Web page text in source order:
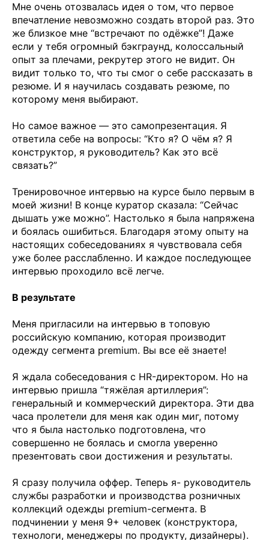
Мне очень отозвалась идея о том, что первое
впечатление невозможно создать второй раз. Это
же близкое мне “встречают по одёжке”! Даже
если у тебя огромный бэкграунд, колоссальный
опыт за плечами, рекрутер этого не видит. Он
видит только то, что ты смог о себе рассказать в
резюме. И я научилась создавать резюме, по
которому меня выбирают.
Но самое важное — это самопрезентация. Я
ответила себе на вопросы: “Кто я? О чём я? Я
конструктор, я руководитель? Как это всё
связать?”
Тренировочное интервью на курсе было первым в
моей жизни! В конце куратор сказала: “Сейчас
дышать уже можно”. Настолько я была напряжена
и боялась ошибиться. Благодаря этому опыту на
настоящих собеседованиях я чувствовала себя
уже более расслабленно. И каждое последующее
интервью проходило всё легче.
В результате
Меня пригласили на интервью в топовую
российскую компанию, которая производит
одежду сегмента premium. Вы все её знаете!
Я ждала собеседования с HR-директором. Но на
интервью пришла “тяжёлая артиллерия”:
генеральный и коммерческий директора. Эти два
часа пролетели для меня как один миг, потому
что я была настолько подготовлена, что
совершенно не боялась и смогла уверенно
презентовать свои достижения и результаты.
Я сразу получила оффер. Теперь я- руководитель
службы разработки и производства розничных
коллекций одежды premium-сегмента. В
подчинении у меня 9+ человек (конструктора,
технологи, менеджеры по продукту, дизайнеры).